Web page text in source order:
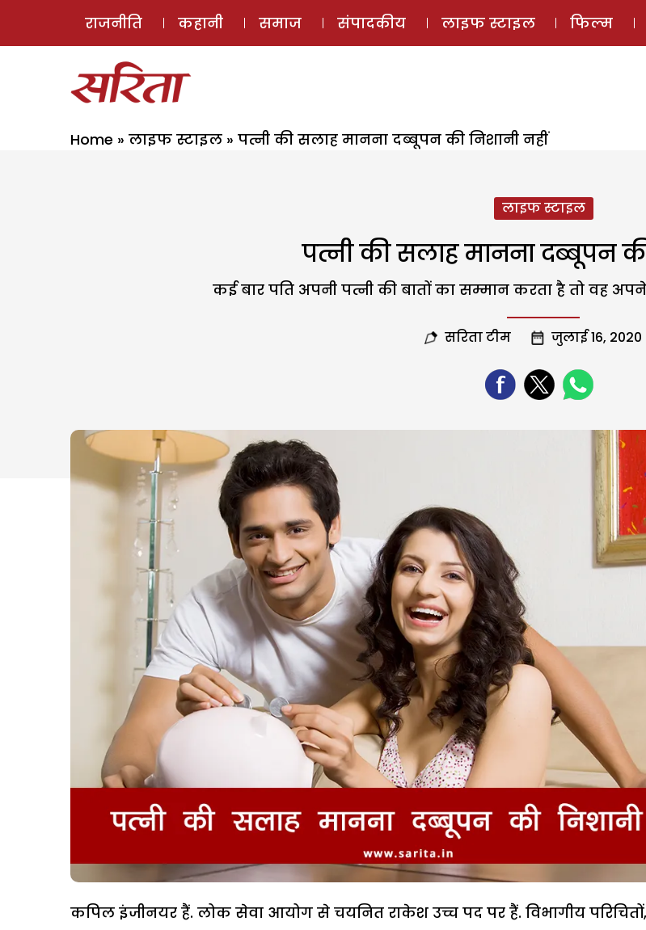
ई-मैगज़ीन
राजनीति कहानी समाज संपादकीय लाइफ स्टाइल फिल्म
Home » लाइफ स्टाइल » पत्नी की सलाह मानना दब्बूपन की निशानी नहीं
लाइफ स्टाइल
पत्नी की सलाह मानना दब्बूपन
कई बार पति अपनी पत्नी की बातों का सम्मान करता है तो वह
सरिता टीम जुलाई 16, 2020
कपिल इंजीनयर हैं. लोक सेवा आयोग से चयनित राकेश उच्च पद पर हैं. विभागीय